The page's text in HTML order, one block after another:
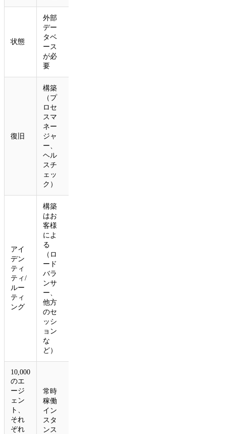
状態
外部
デー
タベ
ース
が必
要
復旧
構築
（プ
ロセ
スマ
ネー
ジャ
ー、
ヘル
スチ
ェッ
ク）
アイ
デン
ティ
ティ/
ルー
ティ
ング
構築
はお
客様
によ
る
（ロ
ード
バラ
ンサ
ー、
他方
のセ
ッシ
ョン
な
ど）
10,000
のエ
ージ
ェン
ト、
それ
ぞれ
常時
稼働
イン
スタ
ンス